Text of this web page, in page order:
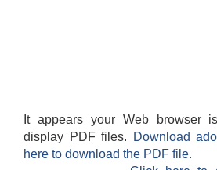
It appears your Web browser
display PDF files.
Download
here to download the PDF file.